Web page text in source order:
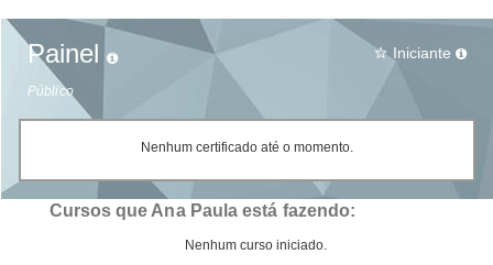
Painel
Público
star_border Iniciante
Nenhum certificado até o momento.
Cursos que Ana Paula está fazendo:
Nenhum curso iniciado.